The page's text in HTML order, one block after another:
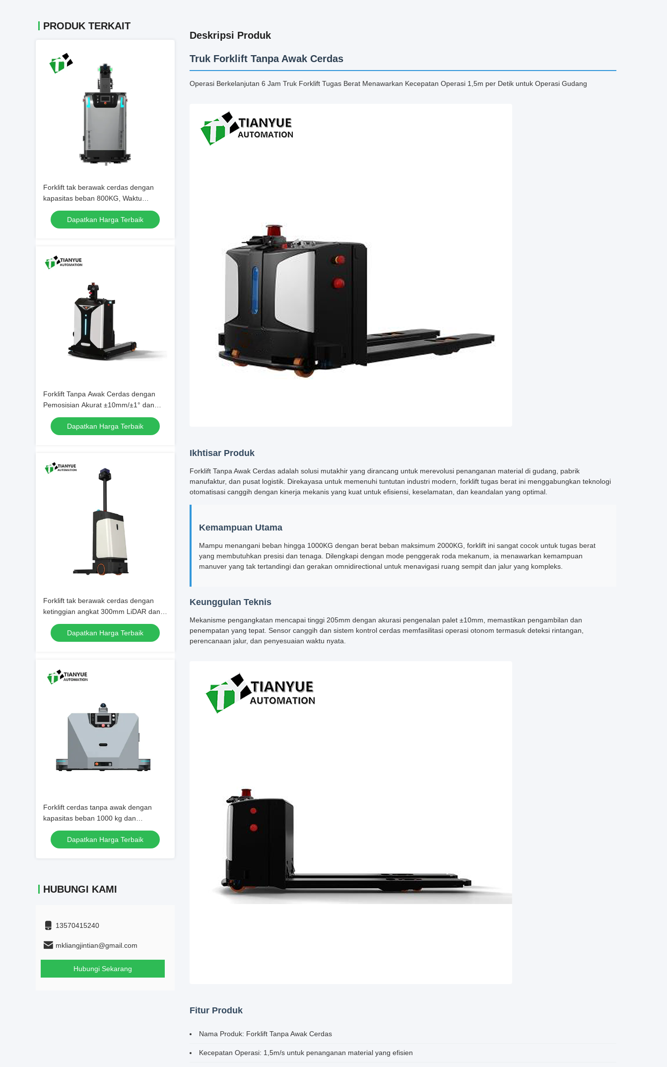
PRODUK TERKAIT
Forklift tak berawak cerdas dengan
kapasitas beban 800KG, Waktu
Ketahanan 8 jam, dan Precision Stop
±5mm untuk penanganan bahan berat
Dapatkan Harga Terbaik
Forklift Tanpa Awak Cerdas dengan
Pemosisian Akurat ±10mm/±1° dan
Kemampuan Mendaki Tanjakan Beban
Penuh 3% untuk Operasi Berkelanjutan
8 Jam
Dapatkan Harga Terbaik
Forklift tak berawak cerdas dengan
ketinggian angkat 300mm LiDAR dan
navigasi SLAM berbasis visi dan
keamanan bumper depan Anti-Kollision
Edge
Dapatkan Harga Terbaik
Forklift cerdas tanpa awak dengan
kapasitas beban 1000 kg dan
pengisian docking otomatis dengan
fitur deteksi rintangan dan
pemberhentian darurat
Dapatkan Harga Terbaik
HUBUNGI KAMI
13570415240
mkliangjintian@gmail.com
Hubungi Sekarang
Deskripsi Produk
Truk Forklift Tanpa Awak Cerdas
Operasi Berkelanjutan 6 Jam Truk Forklift Tugas Berat Menawarkan Kecepatan Operasi 1,5m per Detik untuk Operasi Gudang
Ikhtisar Produk
Forklift Tanpa Awak Cerdas adalah solusi mutakhir yang dirancang untuk merevolusi penanganan material di gudang, pabrik
manufaktur, dan pusat logistik. Direkayasa untuk memenuhi tuntutan industri modern, forklift tugas berat ini menggabungkan teknologi
otomatisasi canggih dengan kinerja mekanis yang kuat untuk efisiensi, keselamatan, dan keandalan yang optimal.
Kemampuan Utama
Mampu menangani beban hingga 1000KG dengan berat beban maksimum 2000KG, forklift ini sangat cocok untuk tugas berat
yang membutuhkan presisi dan tenaga. Dilengkapi dengan mode penggerak roda mekanum, ia menawarkan kemampuan
manuver yang tak tertandingi dan gerakan omnidirectional untuk menavigasi ruang sempit dan jalur yang kompleks.
Keunggulan Teknis
Mekanisme pengangkatan mencapai tinggi 205mm dengan akurasi pengenalan palet ±10mm, memastikan pengambilan dan
penempatan yang tepat. Sensor canggih dan sistem kontrol cerdas memfasilitasi operasi otonom termasuk deteksi rintangan,
perencanaan jalur, dan penyesuaian waktu nyata.
Fitur Produk
Nama Produk: Forklift Tanpa Awak Cerdas
Kecepatan Operasi: 1,5m/s untuk penanganan material yang efisien